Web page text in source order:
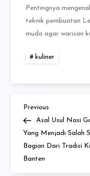
Pentingnya
teknik pembuatan
muda agar warisan
kuliner
Navigasi
pos
Previous
Post
Previous
Asal Usul Nasi
Yang Menjadi Salah
Bagian Dari Tradisi
Banten